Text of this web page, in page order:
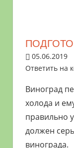
Поможем
обустройстве
дачного
выращивании
богатого
05.06.2019
Ответить на
Виноград
холода и
правильно
должен
винограда.